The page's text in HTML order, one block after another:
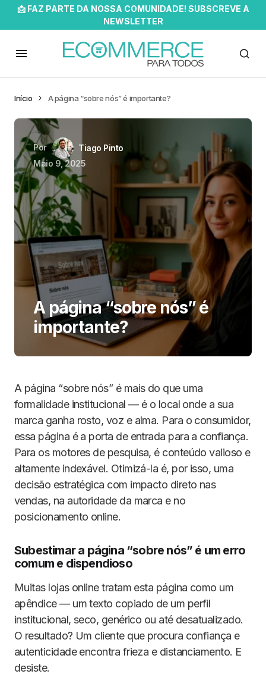
📩 FAZ PARTE DA NOSSA COMUNIDADE! SUBSCREVE A
NEWSLETTER
Início A página “sobre nós” é importante?
Por
Tiago Pinto
Maio 9, 2025
A página “sobre nós” é
importante?
A página “sobre nós” é mais do que uma
formalidade institucional — é o local onde a sua
marca ganha rosto, voz e alma. Para o consumidor,
essa página é a porta de entrada para a confiança.
Para os motores de pesquisa, é conteúdo valioso e
altamente indexável. Otimizá-la é, por isso, uma
decisão estratégica com impacto direto nas
vendas, na autoridade da marca e no
posicionamento online.
Subestimar a página “sobre nós” é um erro
comum e dispendioso
Muitas lojas online tratam esta página como um
apêndice — um texto copiado de um perfil
institucional, seco, genérico ou até desatualizado.
O resultado? Um cliente que procura confiança e
autenticidade encontra frieza e distanciamento. E
desiste.